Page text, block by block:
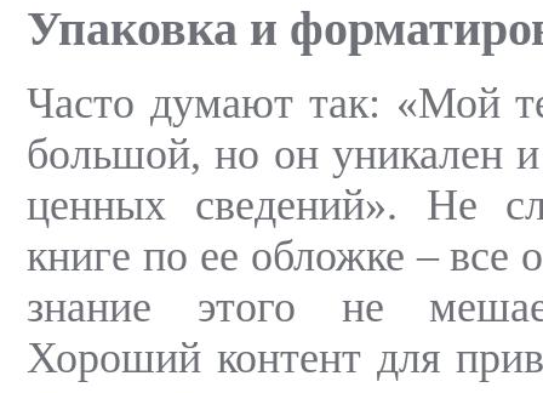
Упаковка и
Часто думают так: «Мой
большой, но он уникален
ценных сведений». Не
книге по ее обложке – все
знание этого не
Хороший контент для